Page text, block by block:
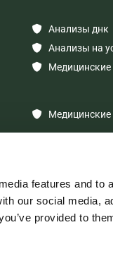
features and to
our social media,
provided to
 Анализы днк
 Анализы на

